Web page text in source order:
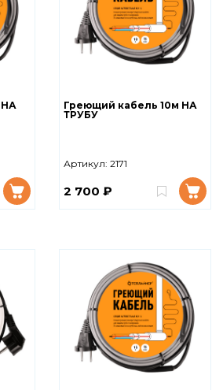
НА
Греющий кабель 10м НА
ТРУБУ
Артикул: 2171
2 700 ₽